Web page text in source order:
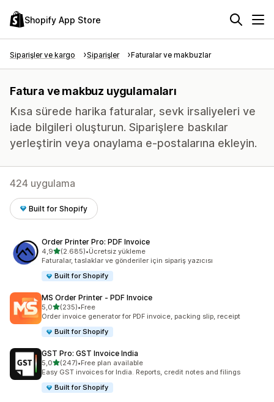
Shopify App Store
Siparişler ve kargo Siparişler Faturalar ve makbuzlar
Fatura ve makbuz uygulamaları
Kısa sürede harika faturalar, sevk irsaliyeleri ve
iade bilgileri oluşturun. Siparişlere baskılar
yerleştirin veya onaylama e-postalarına ekleyin.
424 uygulama
Built for Shopify
Order Printer Pro: PDF Invoice
4,95 yıldız üzerinden
(2.685)
toplam 2685 değerlendirme
•Ücretsiz yükleme
Faturalar, taslaklar ve gönderiler için sipariş yazıcısı
Built for Shopify
MS Order Printer ‑ PDF Invoice
5,05 yıldız üzerinden
(235)
toplam 235 değerlendirme
•Free
Order invoice generator for PDF invoice, packing slip, receipt
Built for Shopify
GST Pro: GST Invoice India
5,05 yıldız üzerinden
(247)
toplam 247 değerlendirme
•Free plan available
Easy GST invoices for India. Reports, credit notes and filings
Built for Shopify